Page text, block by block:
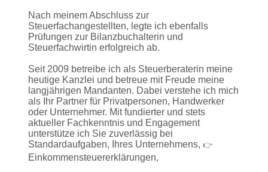
Nach meinem Abschluss zur
Steuerfachangestellten, legte ich ebenfalls
Prüfungen zur Bilanzbuchalterin und
Steuerfachwirtin erfolgreich ab.
Seit 2009 betreibe ich als Steuerberaterin meine
heutige Kanzlei und betreue mit Freude meine
langjährigen Mandanten. Dabei verstehe ich mich
als Ihr Partner für Privatpersonen, Handwerker
oder Unternehmer. Mit fundierter und stets
aktueller Fachkenntnis und Engagement
unterstütze ich Sie zuverlässig bei
Standardaufgaben, Ihres Unternehmens, 👉
Einkommensteuererklärungen,